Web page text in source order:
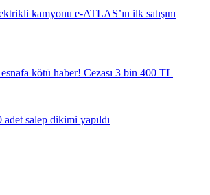
kamyonu e-ATLAS’ın ilk satışını
kötü haber! Cezası 3 bin 400 TL
adet salep dikimi yapıldı